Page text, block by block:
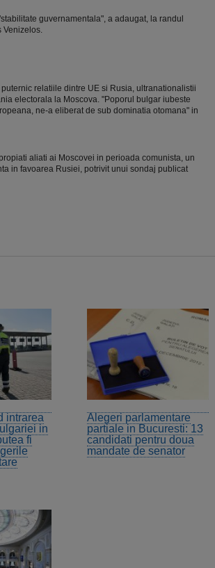
guvernamentala", a adaugat, la randul
Venizelos.
relatiile dintre UE si Rusia, ultranationalistii
electorala la Moscova. "Poporul bulgar iubeste
ne-a eliberat de sub dominatia otomana" in
aliati ai Moscovei in perioada comunista, un
in favoarea Rusiei, potrivit unui sondaj publicat
intrarea
in
fi
Alegeri parlamentare
partiale in Bucuresti: 13
candidati pentru doua
mandate de senator